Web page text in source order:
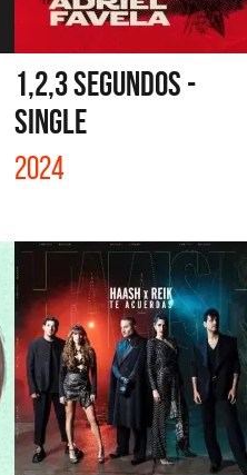
1,2,3 SEGUNDOS -
SINGLE
2024